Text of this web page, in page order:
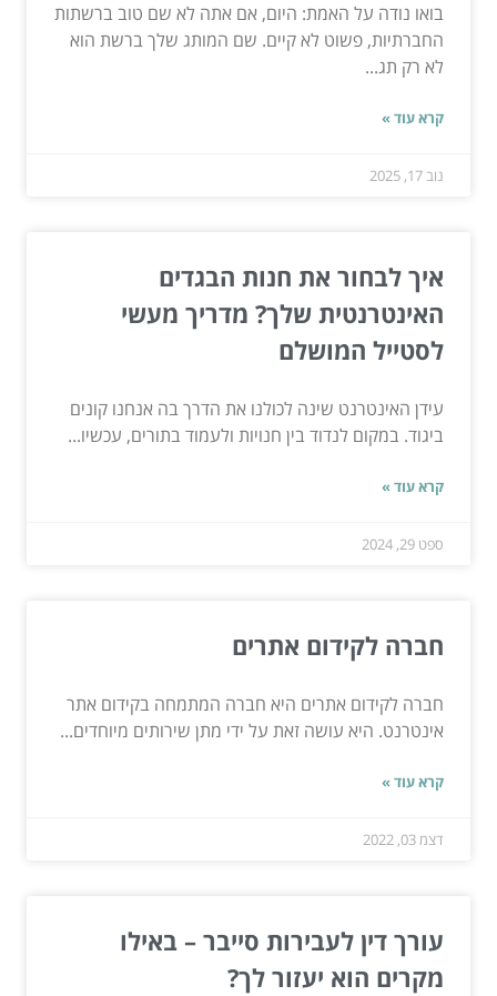
בואו נודה על האמת: היום, אם אתה לא שם טוב ברשתות
החברתיות, פשוט לא קיים. שם המותג שלך ברשת הוא
לא רק תג...
קרא עוד »
נוב 17, 2025
איך לבחור את חנות הבגדים
האינטרנטית שלך? מדריך מעשי
לסטייל המושלם
עידן האינטרנט שינה לכולנו את הדרך בה אנחנו קונים
ביגוד. במקום לנדוד בין חנויות ולעמוד בתורים, עכשיו...
קרא עוד »
ספט 29, 2024
חברה לקידום אתרים
חברה לקידום אתרים היא חברה המתמחה בקידום אתר
אינטרנט. היא עושה זאת על ידי מתן שירותים מיוחדים...
קרא עוד »
דצמ 03, 2022
עורך דין לעבירות סייבר – באילו
מקרים הוא יעזור לך?